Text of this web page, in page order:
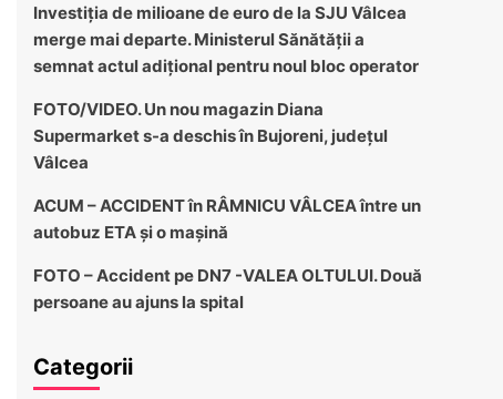
Investiția de milioane de euro de la SJU Vâlcea
merge mai departe. Ministerul Sănătății a
semnat actul adițional pentru noul bloc operator
FOTO/VIDEO. Un nou magazin Diana
Supermarket s-a deschis în Bujoreni, județul
Vâlcea
ACUM – ACCIDENT în RÂMNICU VÂLCEA între un
autobuz ETA și o mașină
FOTO – Accident pe DN7 -VALEA OLTULUI. Două
persoane au ajuns la spital
Categorii